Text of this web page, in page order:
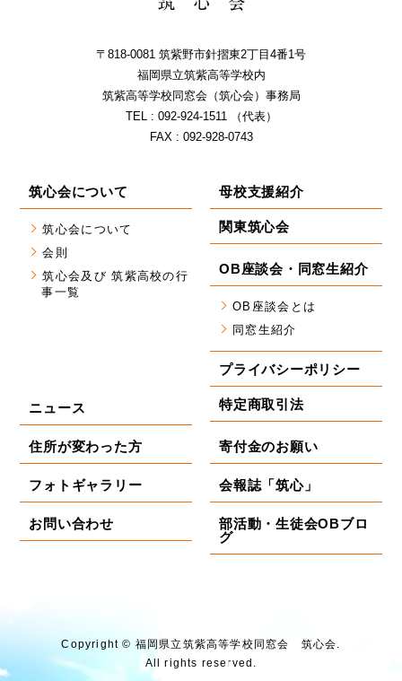
〒818-0081 筑紫野市針摺東2丁⽬4番1号
福岡県⽴筑紫⾼等学校内
筑紫⾼等学校同窓会（筑⼼会）事務局
TEL : 092-924-1511 （代表）
FAX : 092-928-0743
筑心会について
筑心会について
会則
筑心会及び 筑紫高校の行
事一覧
母校支援紹介
関東筑心会
OB座談会・同窓生紹介
OB座談会とは
同窓生紹介
プライバシーポリシー
特定商取引法
ニュース
住所が変わった方
フォトギャラリー
お問い合わせ
寄付金のお願い
会報誌「筑心」
部活動・生徒会OBブロ
グ
Copyright © 福岡県⽴筑紫⾼等学校同窓会 筑⼼会.
All rights reserved.